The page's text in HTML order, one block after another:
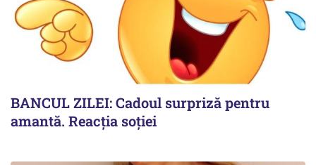
BANCUL ZILEI: Cadoul surpriză pentru
amantă. Reacția soției